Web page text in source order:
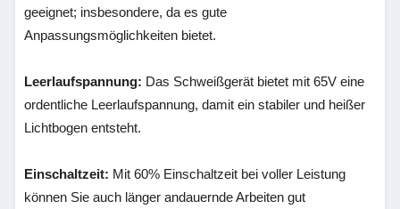
geeignet; insbesondere, da es gute
Anpassungsmöglichkeiten bietet.
Leerlaufspannung: Das Schweißgerät bietet mit 65V eine
ordentliche Leerlaufspannung, damit ein stabiler und heißer
Lichtbogen entsteht.
Einschaltzeit: Mit 60% Einschaltzeit bei voller Leistung
können Sie auch länger andauernde Arbeiten gut